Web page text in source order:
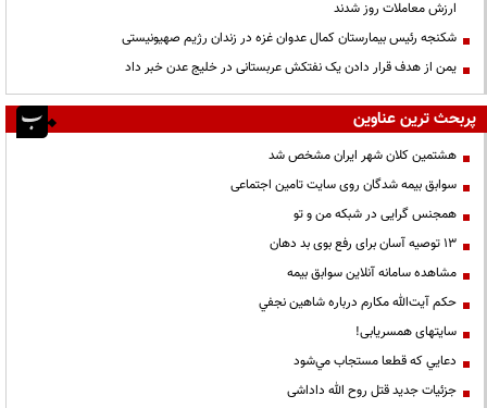
ارزش معاملات روز شدند
شکنجه رئیس بیمارستان کمال عدوان غزه در زندان رژیم صهیونیستی
یمن از هدف قرار دادن یک نفتکش عربستانی در خلیج عدن خبر داد
پربحث ترین عناوین
هشتمین کلان شهر ایران مشخص شد
سوابق بیمه شدگان روی سایت تامین اجتماعی
همجنس گرایی در شبکه من و تو
13 توصیه آسان برای رفع بوی بد دهان
مشاهده سامانه آنلاين سوابق بیمه
حكم آيت‌الله مكارم درباره شاهين نجفي
سایتهای همسریابی!
دعايي كه قطعا مستجاب مي‌شود
جزئیات جدید قتل روح الله داداشی